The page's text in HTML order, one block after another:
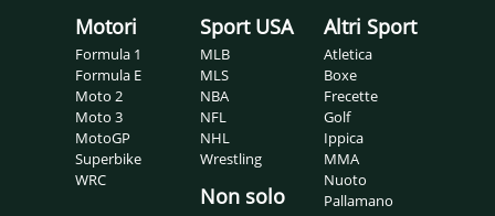
Motori
Formula 1
Formula E
Moto 2
Moto 3
MotoGP
Superbike
WRC
Sport USA
MLB
MLS
NBA
NFL
NHL
Wrestling
Non solo
Altri Sport
Atletica
Boxe
Frecette
Golf
Ippica
MMA
Nuoto
Pallamano